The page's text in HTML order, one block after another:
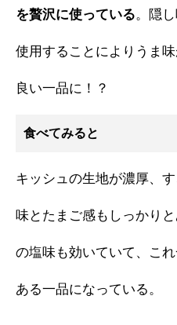
を贅沢に使っている。隠
使用することによりうま
良い一品に！？
食べてみると
キッシュの生地が濃厚、
味とたまご感もしっかり
の塩味も効いていて、こ
ある一品になっている。